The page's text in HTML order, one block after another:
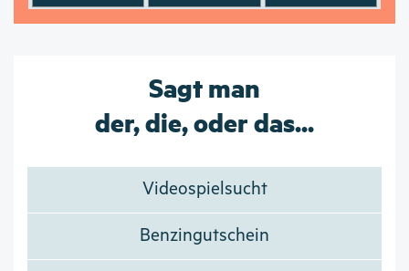
Sagt man
der, die, oder das...
Videospielsucht
Benzingutschein